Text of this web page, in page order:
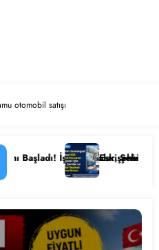
otomobil satışı
İşte Kadrolar, Şehirler ve
Eskişehir Osmangazi